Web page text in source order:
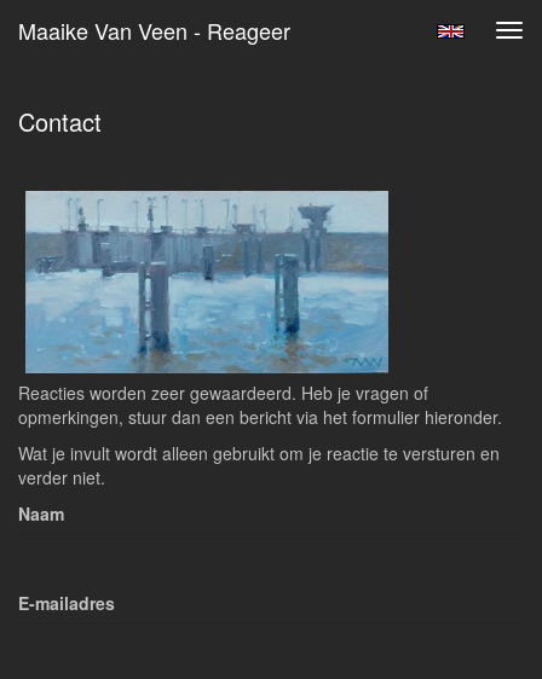
Maaike Van Veen - Reageer
Contact
Reacties worden zeer gewaardeerd. Heb je vragen of
opmerkingen, stuur dan een bericht via het formulier hieronder.
Wat je invult wordt alleen gebruikt om je reactie te versturen en
verder niet.
Naam
E-mailadres